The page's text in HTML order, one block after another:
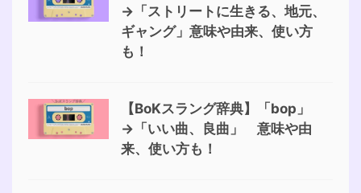
→「ストリートに生きる、地元、
ギャング」意味や由来、使い方
も！
【BoKスラング辞典】「bop」
→「いい曲、良曲」 意味や由
来、使い方も！